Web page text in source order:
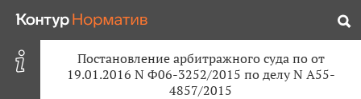
Постановление арбитражного суда по от
19.01.2016 N Ф06-3252/2015 по делу N А55-
4857/2015